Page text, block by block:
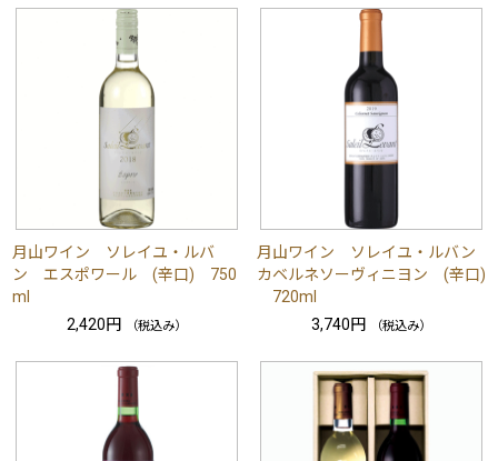
月山ワイン ソレイユ・ルバ
ン エスポワール (辛口) 750
ml
2,420円
（税込み）
月山ワイン ソレイユ・ルバン
カベルネソーヴィニヨン (辛口)
720ml
3,740円
（税込み）